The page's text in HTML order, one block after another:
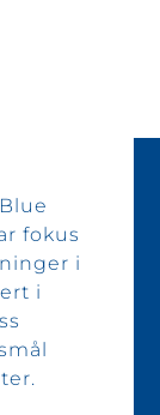
fokus
i
i